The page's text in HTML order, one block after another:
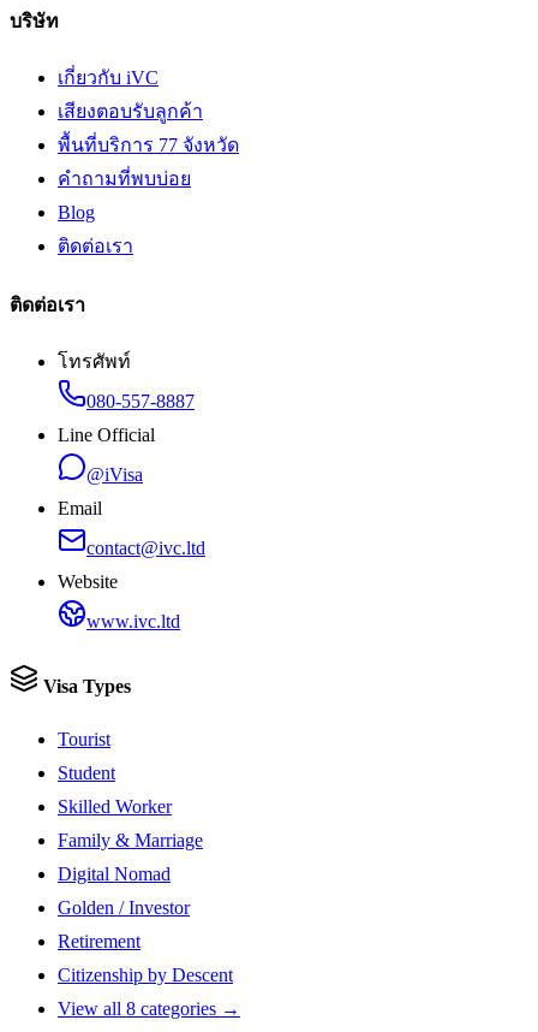
บริษัท
เกี่ยวกับ iVC
เสียงตอบรับลูกค้า
พื้นที่บริการ 77 จังหวัด
คำถามที่พบบ่อย
Blog
ติดต่อเรา
ติดต่อเรา
โทรศัพท์
080-557-8887
Line Official
@iVisa
Email
contact@ivc.ltd
Website
www.ivc.ltd
Visa Types
Tourist
Student
Skilled Worker
Family & Marriage
Digital Nomad
Golden / Investor
Retirement
Citizenship by Descent
View all 8 categories →